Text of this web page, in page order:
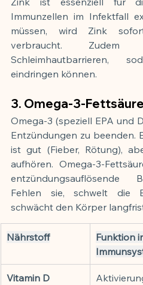
Immunzellen im Infektfall
müssen, wird Zink
verbraucht.
Schleimhautbarrieren,
eindringen können.
3. Omega-3-
Omega-3 (speziell EPA und
Entzündungen zu beenden.
ist gut (Fieber, Rötung),
aufhören. Omega-3-
entzündungsauflösende
Fehlen sie, schwelt die
schwächt den Körper
Nährstoff
Funktion
Vitamin D